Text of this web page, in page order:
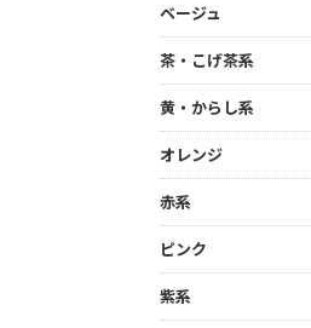
ベージュ
茶・こげ茶系
黄・からし系
オレンジ
赤系
ピンク
紫系